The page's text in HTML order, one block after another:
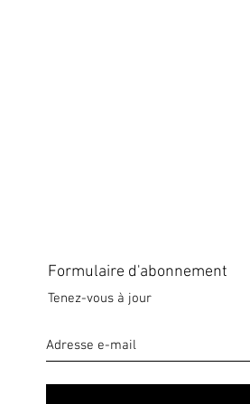
Formulaire d'abonnement
Tenez-vous à jour